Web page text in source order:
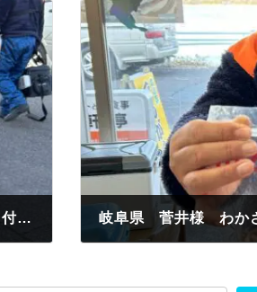
認定証B級進呈 瀬戸市 武田様 わかさぎ釣果317匹 灯台付近 紅サシ 岐阜県 菅井様 わか